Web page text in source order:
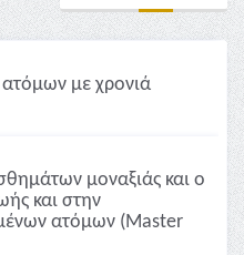
με χρονιά
μοναξιάς και ο
και στην
ατόμων (Master